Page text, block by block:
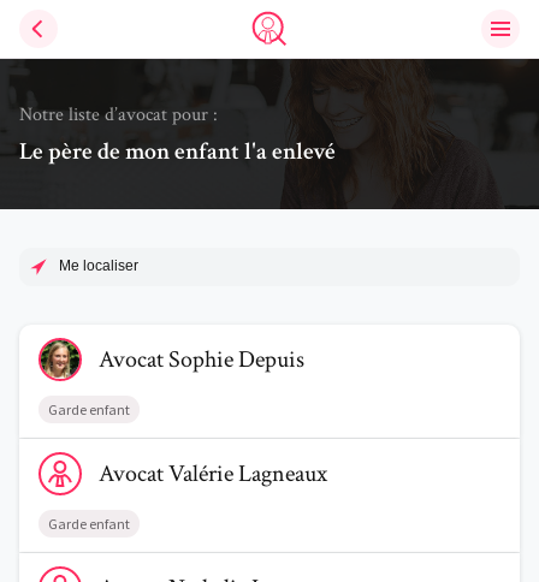
Trouve un avocat
Notre liste d’avocat pour :
Le père de mon enfant l'a enlevé
Me localiser
Voir le profil de AvocatSophie Depuis
AvocatSophieDepuis
Garde enfant
Voir le profil de AvocatValérie Lagneaux
AvocatValérieLagneaux
Garde enfant
Voir le profil de AvocatNathalie Luyx